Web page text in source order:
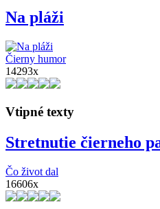
Na pláži
Čierny humor
14293x
Vtipné texty
Stretnutie čierneho
Čo život dal
16606x